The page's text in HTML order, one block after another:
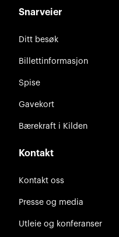
Snarveier
Ditt besøk
Billettinformasjon
Spise
Gavekort
Bærekraft i Kilden
Kontakt
Kontakt oss
Presse og media
Utleie og konferanser